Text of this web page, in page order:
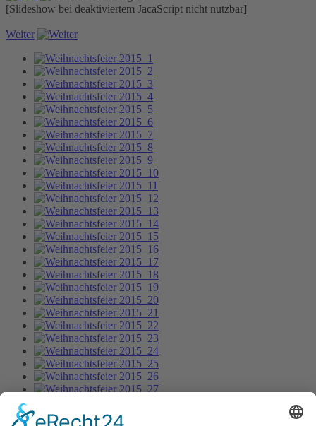
[Slideshow bei deaktiviertem JacaScript nicht nutzbar]
Weiter